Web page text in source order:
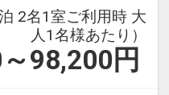
2名1室ご利用時 大
人1名様あたり）
98,200 円